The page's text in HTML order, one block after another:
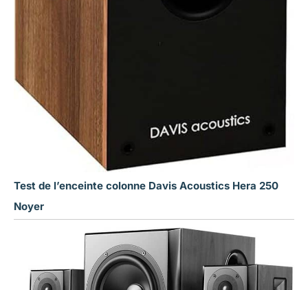
Test de l’enceinte colonne Davis Acoustics Hera 250
Noyer